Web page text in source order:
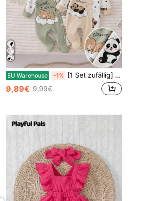
EU Warehouse -1% [1 Set zufällig] 0-12 Monate Neugeborenen-Jumpsuit, süßer Panda & einfacher gestreifter Muster, Langarm-Fußganzanzug, unisex Baby weiche bequeme Pyjamas für drinnen & Outdoor
9,89€ 9,99€